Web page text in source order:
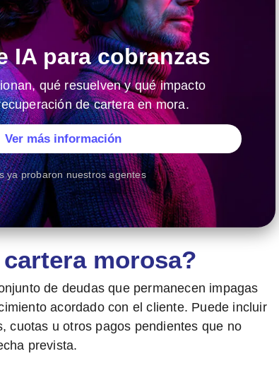
IA para cobranzas
qué resuelven y qué impacto
de cartera en mora.
Ver más información
ya probaron nuestros agentes
morosa?
de deudas que permanecen impagas
acordado con el cliente. Puede incluir
cuotas u otros pagos pendientes que no
prevista.